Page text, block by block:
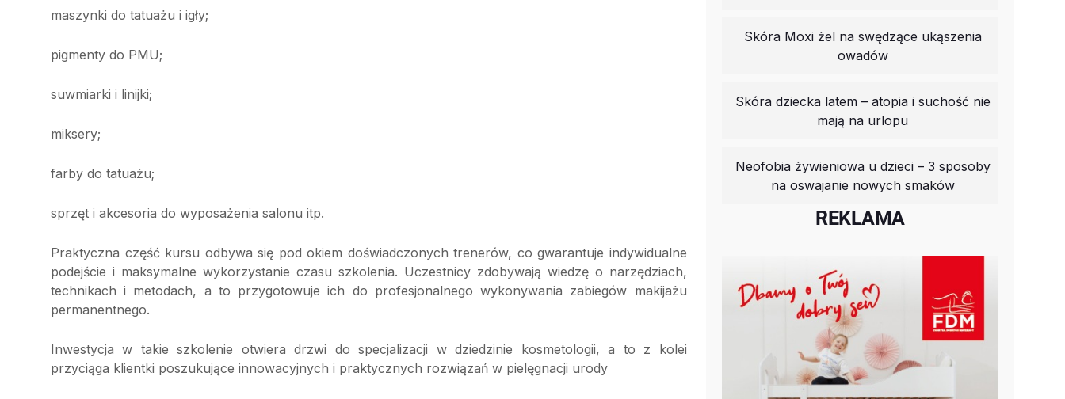
maszynki do tatuażu i igły;
pigmenty do PMU;
suwmiarki i linijki;
miksery;
farby do tatuażu;
sprzęt i akcesoria do wyposażenia salonu itp.
Praktyczna część kursu odbywa się pod okiem doświadczonych trenerów, co gwarantuje indywidualne
podejście i maksymalne wykorzystanie czasu szkolenia. Uczestnicy zdobywają wiedzę o narzędziach,
technikach i metodach, a to przygotowuje ich do profesjonalnego wykonywania zabiegów makijażu
permanentnego.
Inwestycja w takie szkolenie otwiera drzwi do specjalizacji w dziedzinie kosmetologii, a to z kolei
przyciąga klientki poszukujące innowacyjnych i praktycznych rozwiązań w pielęgnacji urody
Skóra Moxi żel na swędzące ukąszenia
owadów
Skóra dziecka latem – atopia i suchość nie
mają na urlopu
Neofobia żywieniowa u dzieci – 3 sposoby
na oswajanie nowych smaków
REKLAMA